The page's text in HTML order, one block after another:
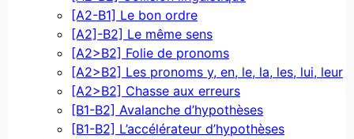
[A2-B1] Le bon ordre
[A2]-B2] Le même sens
[A2>B2] Folie de pronoms
[A2>B2] Les pronoms y, en, le, la, les, lui, leur
[A2>B2] Chasse aux erreurs
[B1-B2] Avalanche d’hypothèses
[B1-B2] L’accélérateur d’hypothèses